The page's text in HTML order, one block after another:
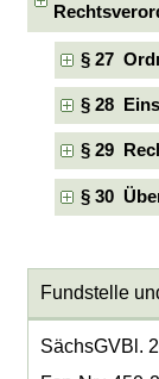
§ 27
§ 28
§ 29
§ 30
Fundstelle
SächsGVBl.